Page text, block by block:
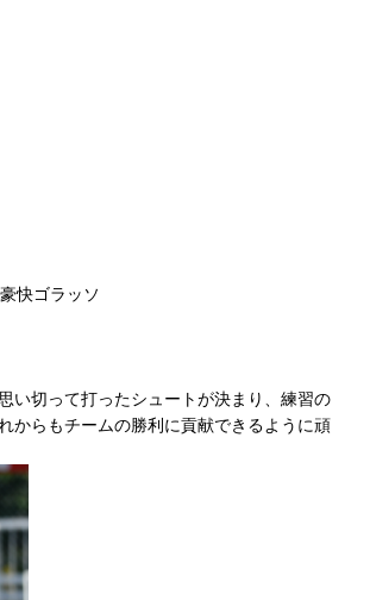
快ゴラッソ
思い切って打ったシュートが決まり、 練習の
からもチームの勝利に貢献できるように頑